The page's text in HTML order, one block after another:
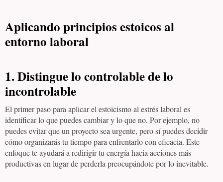
Aplicando principios estoicos al
entorno laboral
1.Distingue lo controlable de lo
incontrolable
El primer paso para aplicar el estoicismo al estrés laboral es
identificar lo que puedes cambiar y lo que no. Por ejemplo, no
puedes evitar que un proyecto sea urgente, pero sí puedes decidir
cómo organizarás tu tiempo para enfrentarlo con eficacia. Este
enfoque te ayudará a redirigir tu energía hacia acciones más
productivas en lugar de perderla preocupándote por lo inevitable.